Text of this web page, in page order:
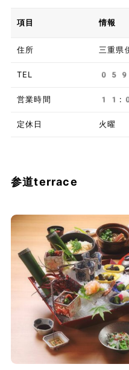
項目 情報
住所 三重
TEL
営業時間
定休日 火曜
参道terrace